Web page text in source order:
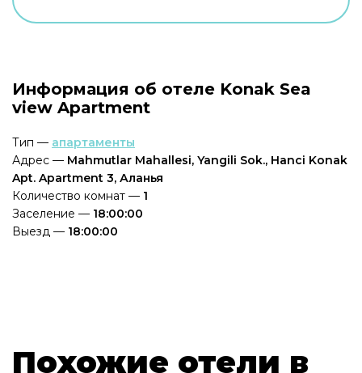
Информация об отеле Konak Sea
view Apartment
Тип — апартаменты
Адрес — Mahmutlar Mahallesi, Yangili Sok., Hanci Konak
Apt. Apartment 3, Аланья
Количество комнат — 1
Заселение — 18:00:00
Выезд — 18:00:00
Похожие отели в